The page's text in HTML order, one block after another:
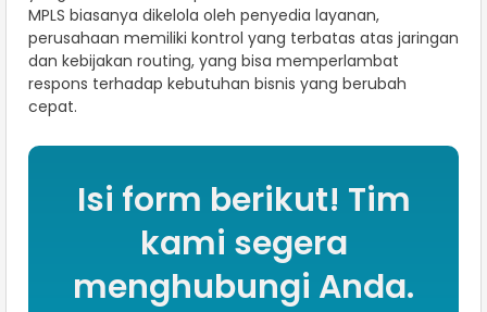
MPLS biasanya dikelola oleh penyedia layanan,
perusahaan memiliki kontrol yang terbatas atas jaringan
dan kebijakan routing, yang bisa memperlambat
respons terhadap kebutuhan bisnis yang berubah
cepat.
Isi form berikut! Tim
kami segera
menghubungi Anda.